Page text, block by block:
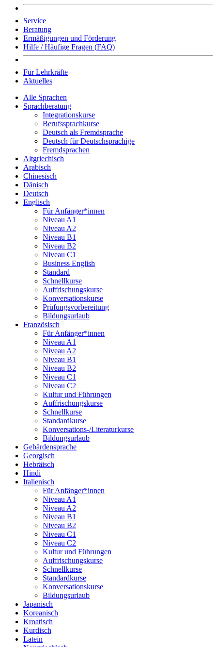
Service
Beratung
Ermäßigungen und Förderung
Hilfe / Häufige Fragen (FAQ)
Für Lehrkräfte
Aktuelles
Alle Sprachen
Sprachberatung
Integrationskurse
Berufssprachkurse
Deutsch als Fremdsprache
Deutsch für Deutschsprachige
Fremdsprachen
Altgriechisch
Arabisch
Chinesisch
Dänisch
Deutsch
Englisch
Für Anfänger*innen
Niveau A1
Niveau A2
Niveau B1
Niveau B2
Niveau C1
Business English
Standard
Schnellkurse
Auffrischungskurse
Konversationskurse
Prüfungsvorbereitung
Bildungsurlaub
Französisch
Für Anfänger*innen
Niveau A1
Niveau A2
Niveau B1
Niveau B2
Niveau C1
Niveau C2
Kultur und Führungen
Auffrischungskurse
Schnellkurse
Standardkurse
Konversations-/Literaturkurse
Bildungsurlaub
Gebärdensprache
Georgisch
Hebräisch
Hindi
Italienisch
Für Anfänger*innen
Niveau A1
Niveau A2
Niveau B1
Niveau B2
Niveau C1
Niveau C2
Kultur und Führungen
Auffrischungskurse
Schnellkurse
Standardkurse
Konversationskurse
Bildungsurlaub
Japanisch
Koreanisch
Kroatisch
Kurdisch
Latein